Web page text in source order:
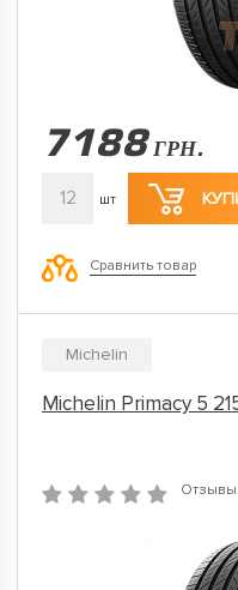
7188 ГРН.
12 шт
Сравнить товар
Michelin
Michelin Primacy 5
Отзывы